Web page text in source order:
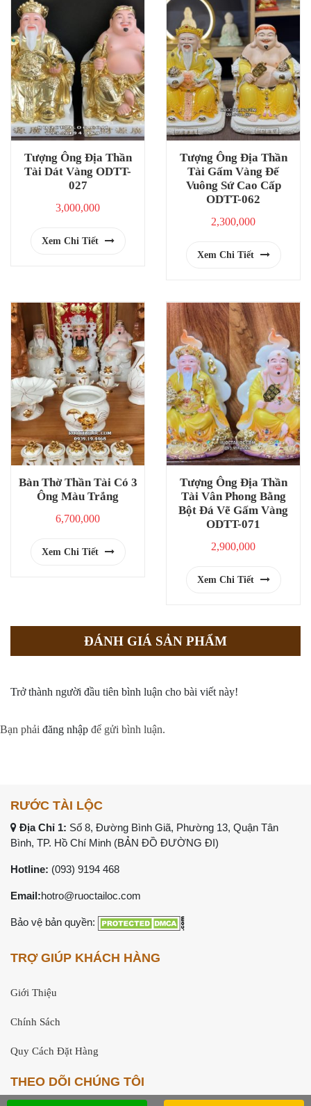
Tượng Ông Địa Thần
Tài Dát Vàng ODTT-
027
3,000,000
Xem Chi Tiết
Tượng Ông Địa Thần
Tài Gấm Vàng Đế
Vuông Sứ Cao Cấp
ODTT-062
2,300,000
Xem Chi Tiết
Bàn Thờ Thần Tài Có 3
Ông Màu Trắng
6,700,000
Xem Chi Tiết
Tượng Ông Địa Thần
Tài Vân Phong Bằng
Bột Đá Vẽ Gấm Vàng
ODTT-071
2,900,000
Xem Chi Tiết
ĐÁNH GIÁ SẢN PHẨM
Trở thành người đầu tiên bình luận cho bài viết này!
Bạn phải đăng nhập để gửi bình luận.
RƯỚC TÀI LỘC
Địa Chỉ 1: Số 8, Đường Bình Giã, Phường 13, Quận Tân
Bình, TP. Hồ Chí Minh (BẢN ĐỒ ĐƯỜNG ĐI)
Hotline: (093) 9194 468
Email:hotro@ruoctailoc.com
Bảo vệ bản quyền:
TRỢ GIÚP KHÁCH HÀNG
Giới Thiệu
Chính Sách
Quy Cách Đặt Hàng
THEO DÕI CHÚNG TÔI